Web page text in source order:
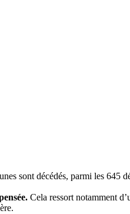
sont décédés, parmi les 645
Cela ressort notamment